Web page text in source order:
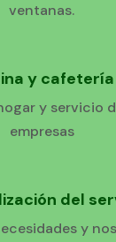
ventanas.
y cafetería
y servicio
empresas
del
y